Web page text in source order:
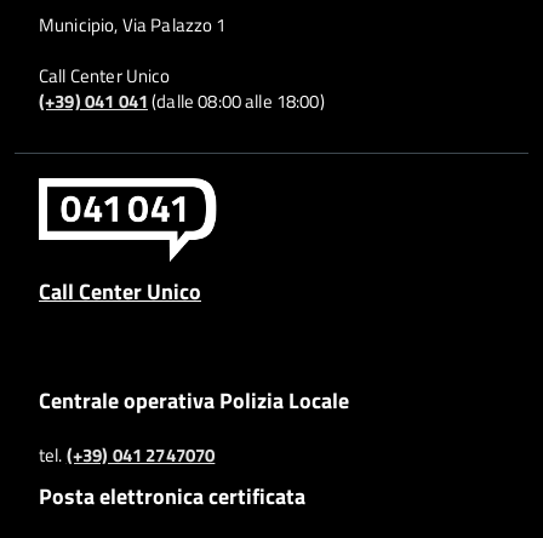
Municipio, Via Palazzo 1
Call Center Unico
(+39) 041 041(dalle 08:00 alle 18:00)
Call Center Unico
Centrale operativa Polizia Locale
tel.(+39) 041 2747070
Posta elettronica certificata